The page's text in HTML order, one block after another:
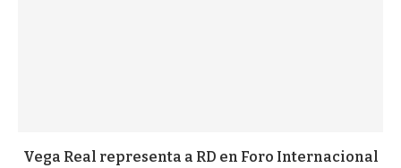
Vega Real representa a RD en Foro Internacional